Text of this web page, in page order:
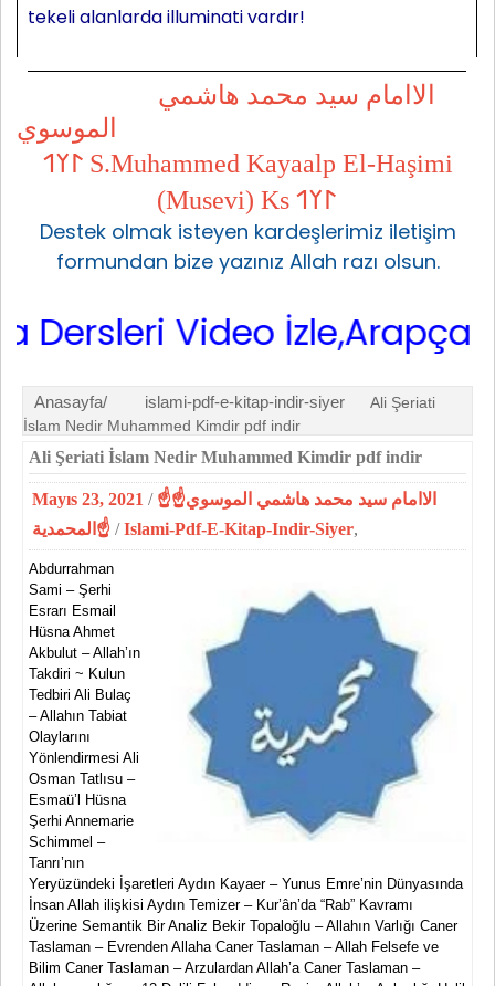
tekeli alanlarda illuminati vardır!
الاامام سيد محمد هاشمي
الموسوي
𐰃𐰠𐰯 S.Muhammed Kayaalp El-Haşimi
(Musevi) Ks 𐰃𐰠𐰯
Destek olmak isteyen kardeşlerimiz iletişim
formundan bize yazınız Allah razı olsun.
Video İzle,Arapça
Anasayfa/ islami-pdf-e-kitap-indir-siyer
Ali Şeriati
İslam Nedir Muhammed Kimdir pdf indir
Ali Şeriati İslam Nedir Muhammed Kimdir pdf indir
Mayıs 23, 2021 / ☝الاامام سيد محمد هاشمي الموسوي☝
المحمدية☝ /Islami-Pdf-E-Kitap-Indir-Siyer,
Abdurrahman
Sami – Şerhi
Esrarı Esmail
Hüsna Ahmet
Akbulut – Allah’ın
Takdiri ~ Kulun
Tedbiri Ali Bulaç
– Allahın Tabiat
Olaylarını
Yönlendirmesi Ali
Osman Tatlısu –
Esmaü’l Hüsna
Şerhi Annemarie
Schimmel –
Tanrı’nın
Yeryüzündeki İşaretleri Aydın Kayaer – Yunus Emre’nin Dünyasında
İnsan Allah ilişkisi Aydın Temizer – Kur’ân’da “Rab” Kavramı
Üzerine Semantik Bir Analiz Bekir Topaloğlu – Allahın Varlığı Caner
Taslaman – Evrenden Allaha Caner Taslaman – Allah Felsefe ve
Bilim Caner Taslaman – Arzulardan Allah’a Caner Taslaman –